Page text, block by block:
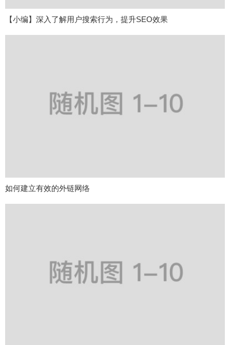
【小编】深入了解用户搜索行为，提升SEO效果
如何建立有效的外链网络